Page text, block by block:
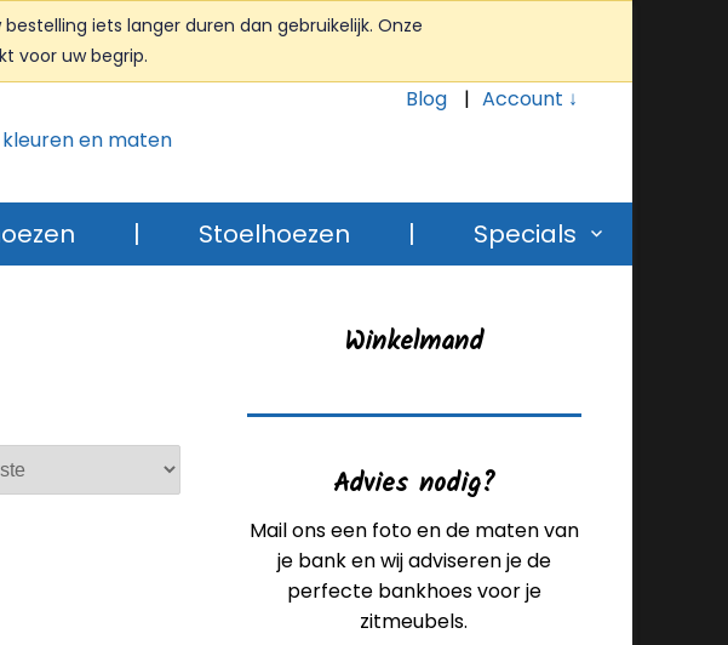
iets langer duren dan gebruikelijk. Onze
voor uw begrip.
Blog Account ↓
| Stoelhoezen | Specials
Winkelmand
Advies nodig?
Mail ons een foto en de maten van
je bank en wij adviseren je de
perfecte bankhoes voor je
zitmeubels.